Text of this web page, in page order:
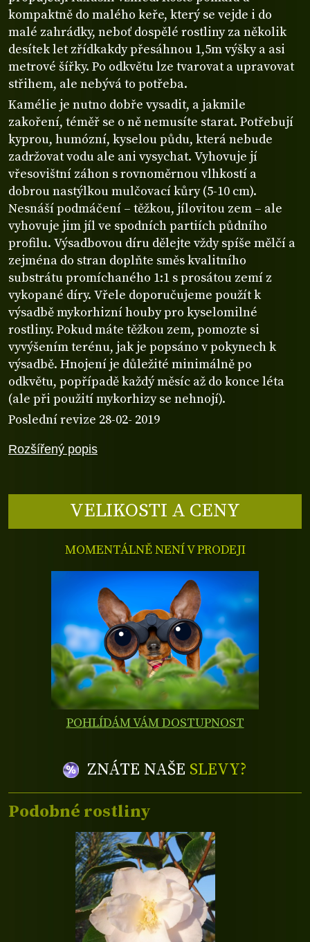
Rozšířený popis
kompaktně do malého keře, který se vejde i do
malé zahrádky, neboť dospělé rostliny za několik
desítek let zřídkakdy přesáhnou 1,5m výšky a asi
metrové šířky. Po odkvětu lze tvarovat a upravovat
střihem, ale nebývá to potřeba.
Kamélie je nutno dobře vysadit, a jakmile
zakoření, téměř se o ně nemusíte starat. Potřebují
kyprou, humózní, kyselou půdu, která nebude
zadržovat vodu ale ani vysychat. Vyhovuje jí
vřesovištní záhon s rovnoměrnou vlhkostí a
dobrou nastýlkou mulčovací kůry (5-10 cm).
Nesnáší podmáčení – těžkou, jílovitou zem – ale
vyhovuje jim jíl ve spodních partiích půdního
profilu. Výsadbovou díru dělejte vždy spíše mělčí a
zejména do stran doplňte směs kvalitního
substrátu promíchaného 1:1 s prosátou zemí z
vykopané díry. Vřele doporučujeme použít k
výsadbě mykorhizní houby pro kyselomilné
rostliny. Pokud máte těžkou zem, pomozte si
vyvýšením terénu, jak je popsáno v pokynech k
výsadbě. Hnojení je důležité minimálně po
odkvětu, popřípadě každý měsíc až do konce léta
(ale při použití mykorhizy se nehnojí).
Poslední revize 28-02- 2019
VELIKOSTI A CENY
MOMENTÁLNĚ NENÍ V PRODEJI
POHLÍDÁM VÁM DOSTUPNOST
ZNÁTE NAŠE SLEVY?
Podobné rostliny